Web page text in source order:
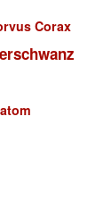
Corax